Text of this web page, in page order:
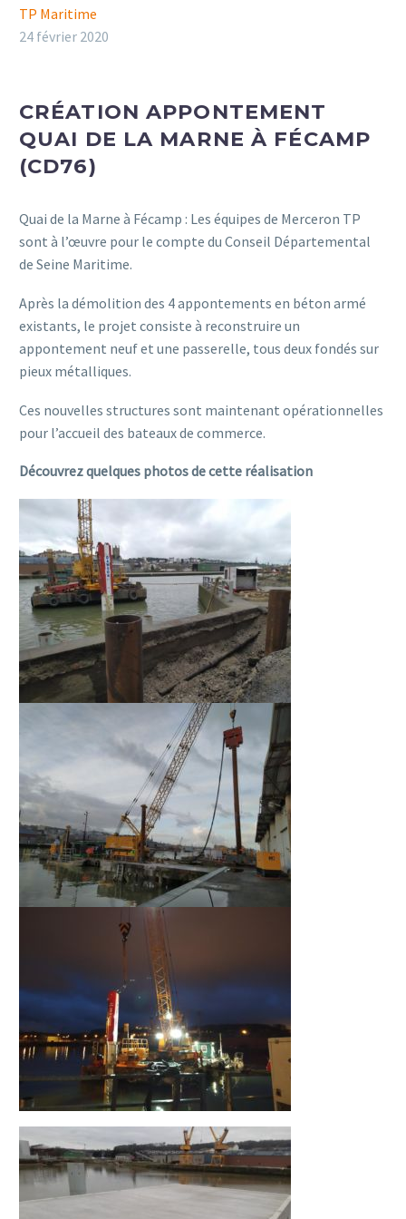
TP Maritime
24 février 2020
CRÉATION APPONTEMENT
QUAI DE LA MARNE À FÉCAMP
(CD76)
Quai de la Marne à Fécamp : Les équipes de Merceron TP
sont à l’œuvre pour le compte du Conseil Départemental
de Seine Maritime.
Après la démolition des 4 appontements en béton armé
existants, le projet consiste à reconstruire un
appontement neuf et une passerelle, tous deux fondés sur
pieux métalliques.
Ces nouvelles structures sont maintenant opérationnelles
pour l’accueil des bateaux de commerce.
Découvrez quelques photos de cette réalisation